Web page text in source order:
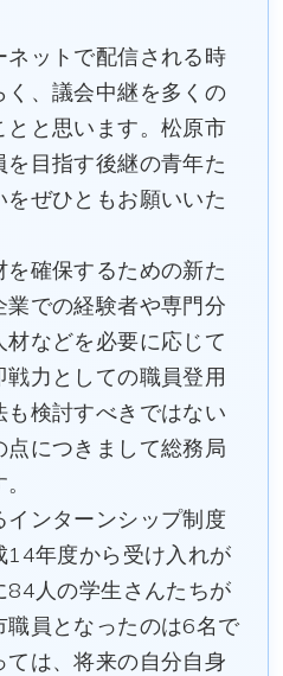
ットで配信される時
、議会中継を多くの
と思います。松原市
目指す後継の青年た
ぜひともお願いいた
確保するための新た
での経験者や専門分
などを必要に応じて
力としての職員登用
検討すべきではない
につきまして総務局
ンターンシップ制度
14年度から受け入れが
84人の学生さんたちが
員となったのは6名で
は、将来の自分自身